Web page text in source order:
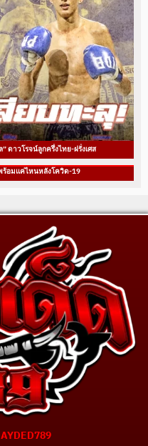
ดาวโรจน์ลูกครึ่งไทย-ฝรั่งเศส
ร้อมแค่ไหนหลังโควิด-19